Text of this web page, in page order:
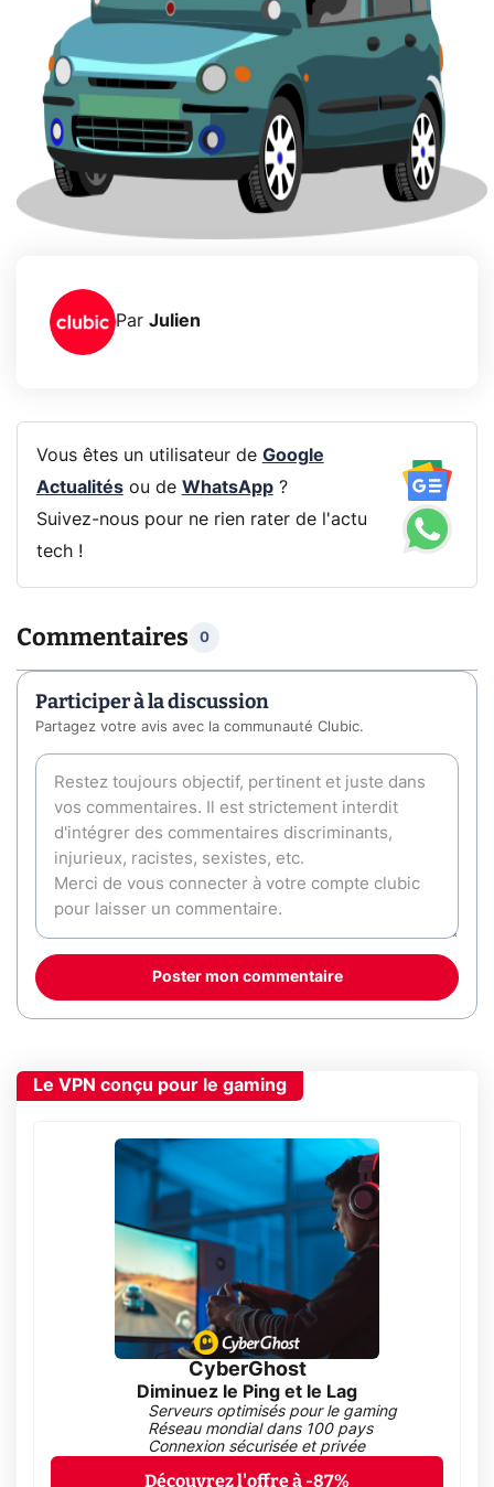
Par Julien
Vous êtes un utilisateur de Google
Actualitésou de WhatsApp?
Suivez-nous pour ne rien rater de l'actu
tech !
Commentaires 0
Participer à la discussion
Partagez votre avis avec la communauté Clubic.
Poster mon commentaire
Le VPN conçu pour le gaming
CyberGhost
Diminuez le Ping et le Lag
Serveurs optimisés pour le gaming
Réseau mondial dans 100 pays
Connexion sécurisée et privée
Découvrez l'offre à -87%